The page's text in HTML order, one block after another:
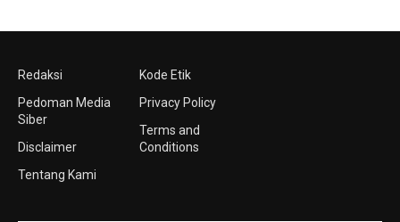
Redaksi
Pedoman Media
Siber
Disclaimer
Tentang Kami
Kode Etik
Privacy Policy
Terms and
Conditions